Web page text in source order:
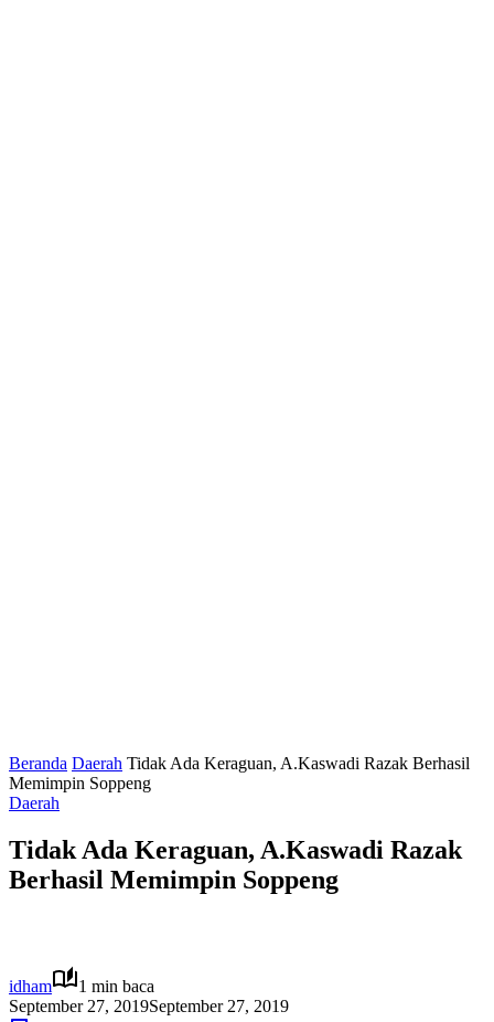
Beranda Daerah Tidak Ada Keraguan, A.Kaswadi Razak Berhasil
Memimpin Soppeng
Daerah
Tidak Ada Keraguan, A.Kaswadi Razak
Berhasil Memimpin Soppeng
idham
1 min baca
September 27, 2019September 27, 2019